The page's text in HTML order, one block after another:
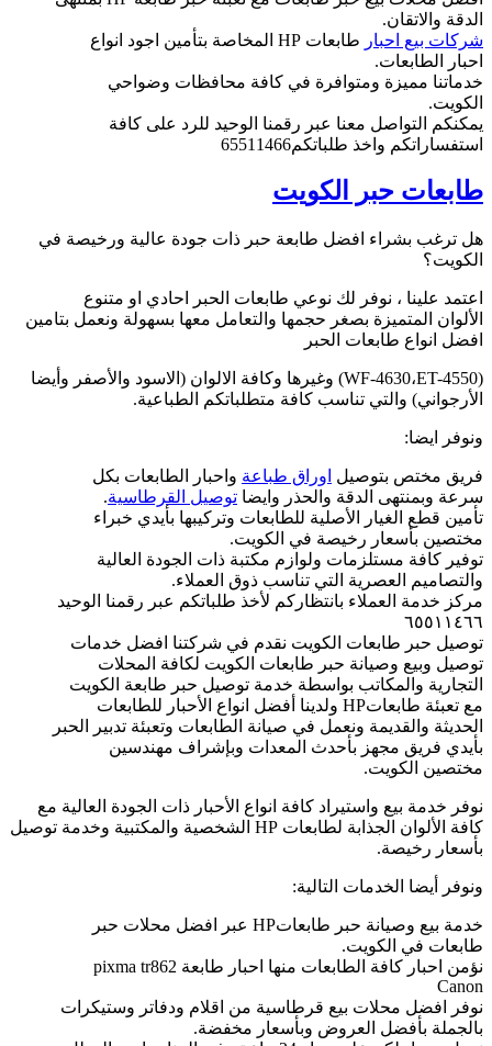
الدقة والاتقان.
شركات بيع احبار
طابعات HP المخاصة بتأمين اجود انواع
احبار الطابعات.
خدماتنا مميزة ومتوافرة في كافة محافظات وضواحي
الكويت.
يمكنكم التواصل معنا عبر رقمنا الوحيد للرد على كافة
استفساراتكم واخذ طلباتكم65511466
طابعات حبر الكويت
هل ترغب بشراء افضل طابعة حبر ذات جودة عالية ورخيصة في
الكويت؟
اعتمد علينا ، نوفر لك نوعي طابعات الحبر احادي او متنوع
الألوان المتميزة بصغر حجمها والتعامل معها بسهولة ونعمل بتامين
افضل انواع طابعات الحبر
(WF-4630،ET-4550) وغيرها وكافة الالوان (الاسود والأصفر وأيضا
الأرجواني) والتي تناسب كافة متطلباتكم الطباعية.
ونوفر ايضا:
فريق مختص بتوصيل اوراق طباعة واحبار الطابعات بكل
سرعة وبمنتهى الدقة والحذر وايضا توصيل القرطاسية.
تأمين قطع الغيار الأصلية للطابعات وتركيبها بأيدي خبراء
مختصين بأسعار رخيصة في الكويت.
توفير كافة مستلزمات ولوازم مكتبة ذات الجودة العالية
والتصاميم العصرية التي تناسب ذوق العملاء.
مركز خدمة العملاء بانتظاركم لأخذ طلباتكم عبر رقمنا الوحيد
٦٥٥١١٤٦٦
توصيل حبر طابعات الكويت نقدم في شركتنا افضل خدمات
توصيل وبيع وصيانة حبر طابعات الكويت لكافة المحلات
التجارية والمكاتب بواسطة خدمة توصيل حبر طابعة الكويت
مع تعبئة طابعاتHP ولدينا أفضل انواع الأحبار للطابعات
الحديثة والقديمة ونعمل في صيانة الطابعات وتعبئة تدبير الحبر
بأيدي فريق مجهز بأحدث المعدات وبإشراف مهندسين
مختصين الكويت.
نوفر خدمة بيع واستيراد كافة انواع الأحبار ذات الجودة العالية مع
كافة الألوان الجذابة لطابعات HP الشخصية والمكتبية وخدمة توصيل
بأسعار رخيصة.
ونوفر أيضا الخدمات التالية:
خدمة بيع وصيانة حبر طابعاتHP عبر افضل محلات حبر
طابعات في الكويت.
نؤمن احبار كافة الطابعات منها احبار طابعة pixma tr862
Canon
نوفر افضل محلات بيع قرطاسية من اقلام ودفاتر وستيكرات
بالجملة بأفضل العروض وبأسعار مخفضة.